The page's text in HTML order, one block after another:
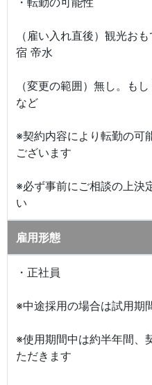
（雇い入れ直後）観光お
宿 帝水
（変更の範囲）無し。も
など
※契約内容により転勤の可
ございます
※必ず事前にご相談の上決
い
雇用形態
・正社員
※中途採用の場合は試用期
※使用期間中は約半年間、
ただきます